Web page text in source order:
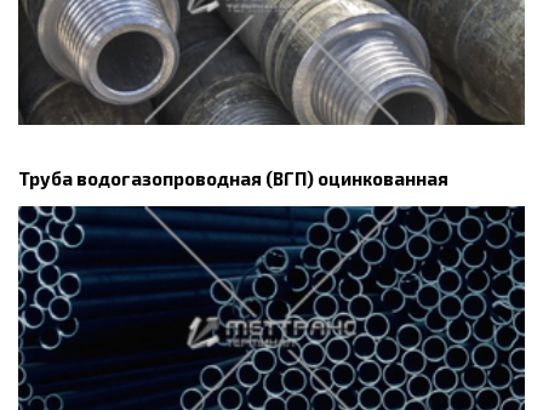
Труба водогазопроводная (ВГП) оцинкованная